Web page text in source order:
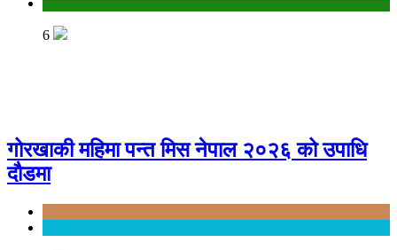
6
गोरखाकी महिमा पन्त मिस नेपाल २०२६ को उपाधि
दौडमा